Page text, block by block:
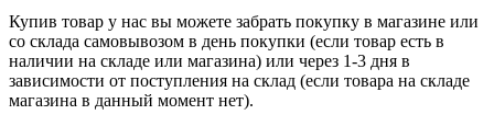
Купив товар у нас вы можете забрать покупку в магазине или
со склада самовывозом в день покупки (если товар есть в
наличии на складе или магазина) или через 1-3 дня в
зависимости от поступления на склад (если товара на складе
магазина в данный момент нет).